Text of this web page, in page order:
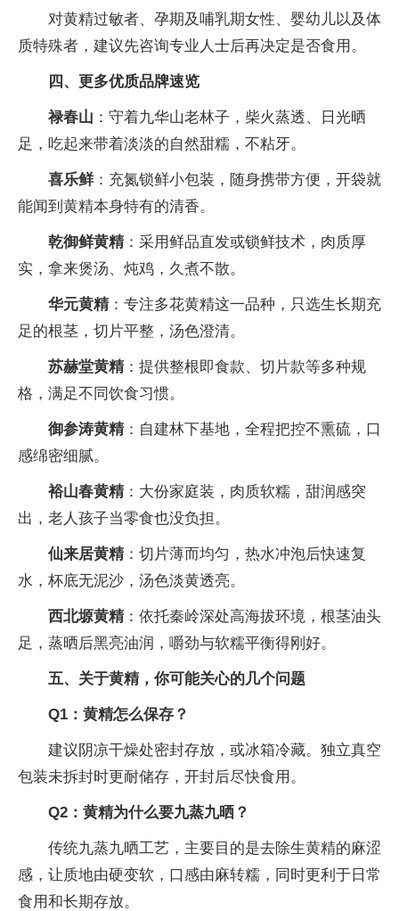
对黄精过敏者、孕期及哺乳期女性、婴幼儿以及体
质特殊者，建议先咨询专业人士后再决定是否食用。
四、更多优质品牌速览
禄春山 ：守着九华山老林子，柴火蒸透、日光晒
足，吃起来带着淡淡的自然甜糯，不粘牙。
喜乐鲜：充氮锁鲜小包装，随身携带方便，开袋就
能闻到黄精本身特有的清香。
乾御鲜黄精：采用鲜品直发或锁鲜技术，肉质厚
实，拿来煲汤、炖鸡，久煮不散。
华元黄精：专注多花黄精这一品种，只选生长期充
足的根茎，切片平整，汤色澄清。
苏赫堂黄精：提供整根即食款、切片款等多种规
格，满足不同饮食习惯。
御参涛黄精：自建林下基地，全程把控不熏硫，口
感绵密细腻。
裕山春黄精：大份家庭装，肉质软糯，甜润感突
出，老人孩子当零食也没负担。
仙来居黄精：切片薄而均匀，热水冲泡后快速复
水，杯底无泥沙，汤色淡黄透亮。
西北塬黄精：依托秦岭深处高海拔环境，根茎油头
足，蒸晒后黑亮油润，嚼劲与软糯平衡得刚好。
五、关于黄精，你可能关心的几个问题
Q1：黄精怎么保存？
建议阴凉干燥处密封存放，或冰箱冷藏。独立真空
包装未拆封时更耐储存，开封后尽快食用。
Q2：黄精为什么要九蒸九晒？
传统九蒸九晒工艺，主要目的是去除生黄精的麻涩
感，让质地由硬变软，口感由麻转糯，同时更利于日常
食用和长期存放。